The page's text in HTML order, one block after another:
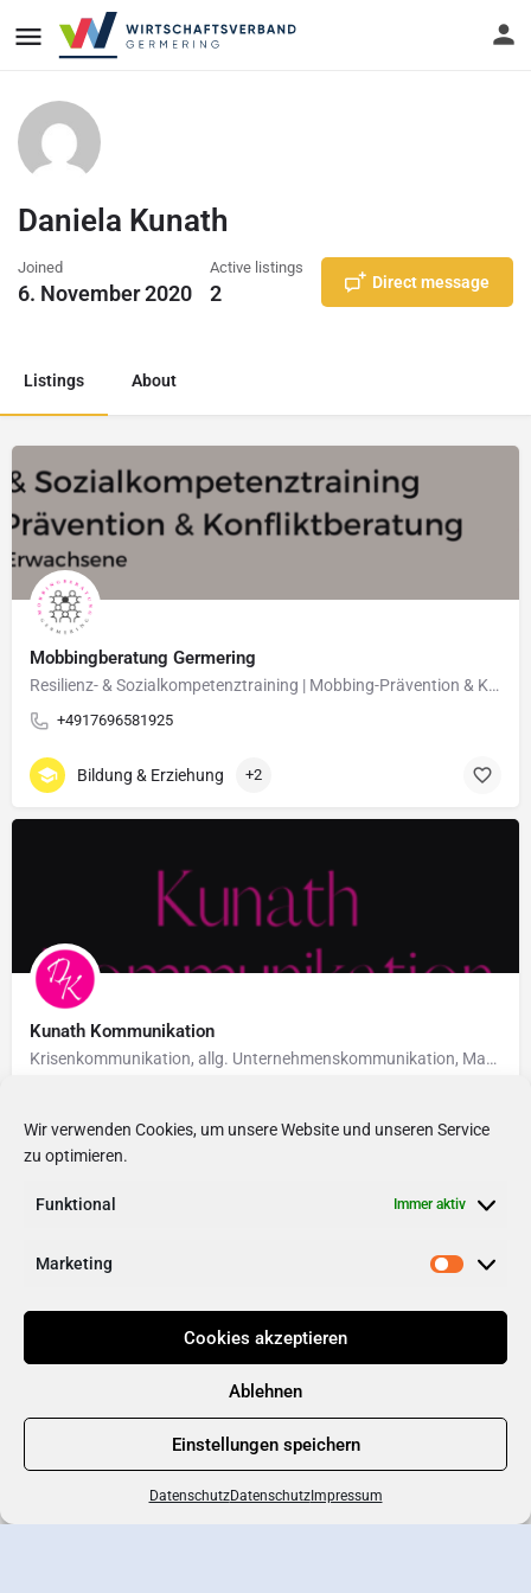
Wir verwenden Cookies, um unsere Website und unseren Service
zu optimieren.
Funktional Immer aktiv
Marketing
Cookies akzeptieren
Ablehnen
Einstellungen speichern
DatenschutzDatenschutzImpressum
Daniela Kunath
Joined
6. November 2020
Active listings
2 Direct message
Listings About
Mobbingberatung Germering
Resilienz- & Sozialkompetenztraining | Mobbing-Prävention & Konfliktberatung
+4917696581925
Bildung & Erziehung +2
Kunath Kommunikation
Krisenkommunikation, allg. Unternehmenskommunikation, Marketing, PR
Lokale Serviceleistungen